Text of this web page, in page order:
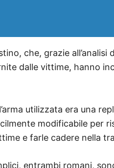
che, grazie all’analisi
dalle vittime, hanno
utilizzata era una
modificabile per
e farle cadere nella
entrambi romani,